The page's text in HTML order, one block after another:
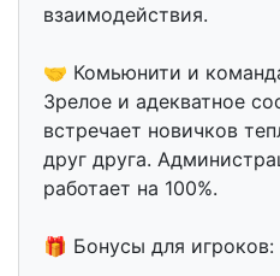
взаимодействия.
🤝 Комьюнити и
Зрелое и адекватное
встречает новичков
друг друга.
работает на 100%.
🎁 Бонусы для игроков: